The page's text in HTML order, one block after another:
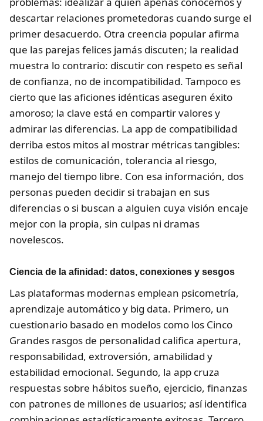
descartar relaciones prometedoras cuando surge el
primer desacuerdo. Otra creencia popular afirma
que las parejas felices jamás discuten; la realidad
muestra lo contrario: discutir con respeto es señal
de confianza, no de incompatibilidad. Tampoco es
cierto que las aficiones idénticas aseguren éxito
amoroso; la clave está en compartir valores y
admirar las diferencias. La app de compatibilidad
derriba estos mitos al mostrar métricas tangibles:
estilos de comunicación, tolerancia al riesgo,
manejo del tiempo libre. Con esa información, dos
personas pueden decidir si trabajan en sus
diferencias o si buscan a alguien cuya visión encaje
mejor con la propia, sin culpas ni dramas
novelescos.
Ciencia de la afinidad: datos, conexiones y sesgos
Las plataformas modernas emplean psicometría,
aprendizaje automático y big data. Primero, un
cuestionario basado en modelos como los Cinco
Grandes rasgos de personalidad califica apertura,
responsabilidad, extroversión, amabilidad y
estabilidad emocional. Segundo, la app cruza
respuestas sobre hábitos sueño, ejercicio, finanzas
con patrones de millones de usuarios; así identifica